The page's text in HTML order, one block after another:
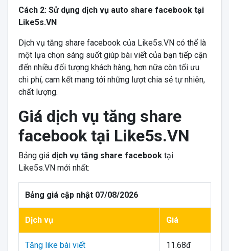
Cách 2: Sử dụng dịch vụ auto share facebook tại
Like5s.VN
Dịch vụ tăng share facebook của Like5s.VN có thể là
một lựa chọn sáng suốt giúp bài viết của bạn tiếp cận
đến nhiều đối tượng khách hàng, hơn nữa còn tối ưu
chi phí, cam kết mang tới những lượt chia sẻ tự nhiên,
chất lượng.
Giá dịch vụ tăng share
facebook tại Like5s.VN
Bảng giá dịch vụ tăng share facebooktại
Like5s.VN mới nhất:
Bảng giá cập nhật 07/08/2026
Dịch vụ Giá
Tăng like bài viết 11.68đ